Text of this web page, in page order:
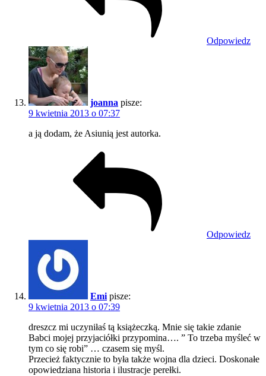
Odpowiedz
joanna pisze:
9 kwietnia 2013 o 07:37
a ją dodam, że Asiunią jest autorka.
Odpowiedz
Emi pisze:
9 kwietnia 2013 o 07:39
dreszcz mi uczyniłaś tą książeczką. Mnie się takie zdanie
Babci mojej przyjaciółki przypomina…. ” To trzeba myśleć w
tym co się robi” … czasem się myśl.
Przecież faktycznie to była także wojna dla dzieci. Doskonałe
opowiedziana historia i ilustracje perełki.